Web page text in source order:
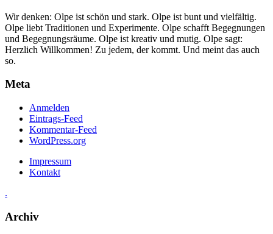
Wir denken: Olpe ist schön und stark. Olpe ist bunt und vielfältig.
Olpe liebt Traditionen und Experimente. Olpe schafft Begegnungen
und Begegnungsräume. Olpe ist kreativ und mutig. Olpe sagt:
Herzlich Willkommen! Zu jedem, der kommt. Und meint das auch
so.
Meta
Anmelden
Eintrags-Feed
Kommentar-Feed
WordPress.org
Impressum
Kontakt
.
Archiv